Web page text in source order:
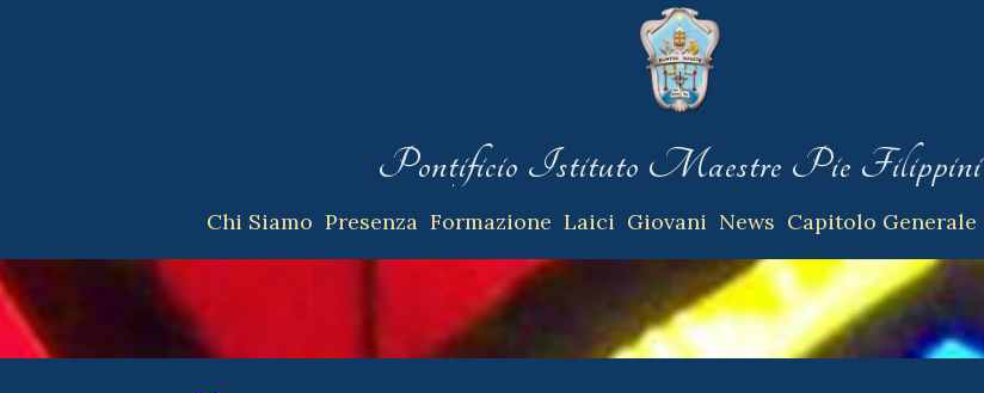
Pontificio Istituto Maestre Pie Filippini
Chi Siamo Presenza Formazione Laici Giovani News Capitolo Generale